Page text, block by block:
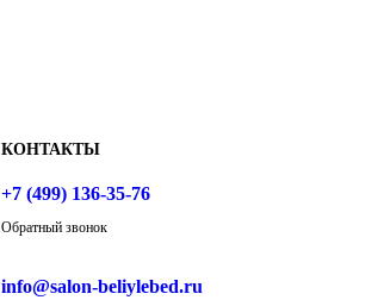
КОНТАКТЫ
+7 (499) 136-35-76
Обратный звонок
info@salon-beliylebed.ru